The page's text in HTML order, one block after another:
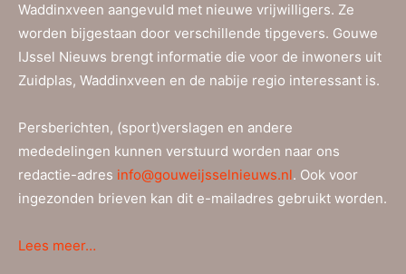
Waddinxveen aangevuld met nieuwe vrijwilligers. Ze
worden bijgestaan door verschillende tipgevers. Gouwe
IJssel Nieuws brengt informatie die voor de inwoners uit
Zuidplas, Waddinxveen en de nabije regio interessant is.
Persberichten, (sport)verslagen en andere
mededelingen kunnen verstuurd worden naar ons
redactie-adres info@gouweijsselnieuws.nl. Ook voor
ingezonden brieven kan dit e-mailadres gebruikt worden.
Lees meer…